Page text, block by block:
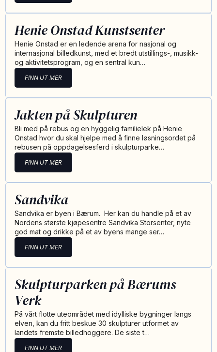
Henie Onstad Kunstsenter
Henie Onstad er en ledende arena for nasjonal og
internasjonal billedkunst, med et bredt utstillings-, musikk-
og aktivitetsprogram, og en sentral kun…
FINN UT MER
Jakten på Skulpturen
Bli med på rebus og en hyggelig familielek på Henie
Onstad hvor du skal hjelpe med å finne løsningsordet på
rebusen på oppdagelsesferd i skulpturparke…
FINN UT MER
Sandvika
Sandvika er byen i Bærum. Her kan du handle på et av
Nordens største kjøpesentre Sandvika Storsenter, nyte
god mat og drikke på et av byens mange ser…
FINN UT MER
Skulpturparken på Bærums
Verk
På vårt flotte uteområdet med idylliske bygninger langs
elven, kan du fritt beskue 30 skulpturer utformet av
landets fremste billedhoggere. De siste t…
FINN UT MER